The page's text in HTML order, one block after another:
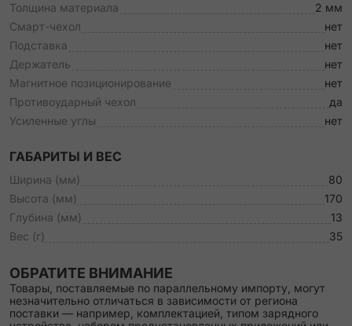
Толщина материала
2 мм
Смарт-чехол
нет
Подставка
нет
Держатель
нет
Магнитное позиционирование
нет
Противоударный чехол
да
Усиленные углы
нет
ГАБАРИТЫ И ВЕС
Ширина (мм)
80
Высота (мм)
170
Глубина (мм)
13
Вес (г)
35
ОБРАТИТЕ ВНИМАНИЕ
Товары, поставляемые по параллельному импорту, могут
незначительно отличаться в зависимости от региона
поставки — например, комплектацией, типом зарядного